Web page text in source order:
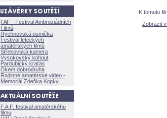
FAF - Festival Ambroziádních
Filmů
Rychnovská osmička
Festival leteckých
amatérských filmů
Střekovská kamera
Vysokovský kohout
Pardubický kraťas
Okem dobrodruha
Rodinné amatérské video -
Memoriál Zdeňka Kopky
F.A.F. festival amatérského
filmu
K tomuto
Zobrazit